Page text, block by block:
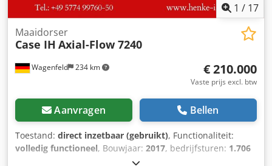
1 / 17
Wagenfeld 234 km
Maaidorser
Case IH Axial-Flow 7240
€ 210.000
Vaste prijs excl. btw
Aanvragen Bellen
Toestand: direct inzetbaar (gebruikt), Functionaliteit:
volledig functioneel, Bouwjaar: 2017, bedrijfsturen: 1.706
366 kW (497,62 pk)